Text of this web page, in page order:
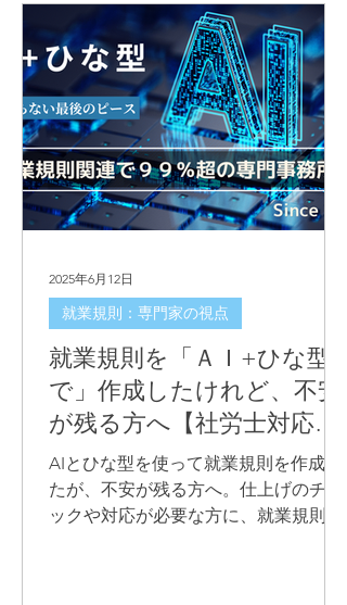
就業規則を「ＡＩ+ひな型
で」作成したけれど、不安
が残る方へ【社労士対応の
料金】
AIとひな型を使って就業規則を作成し
たが、不安が残る方へ。仕上げのチェ
ックや対応が必要な方に、就業規則に
就業規則：専門家の視点
2025年6月12日